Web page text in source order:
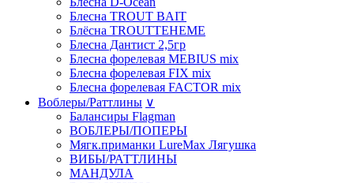
Блесна TROUT BAIT
Блёсна TROUTTEHEME
Блесна Дантист 2,5гр
Блесна форелевая MEBIUS mix
Блесна форелевая FIX mix
Блесна форелевая FACTOR mix
Воблеры/Раттлины ∨
Балансиры Flagman
ВОБЛЕРЫ/ПОПЕРЫ
Мягк.приманки LureMax Лягушка
ВИБЫ/РАТТЛИНЫ
МАНДУЛА